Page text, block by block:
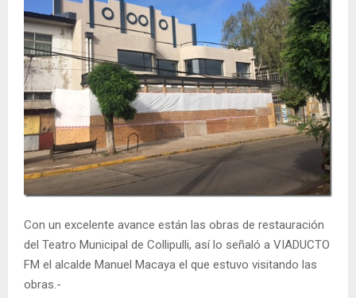
R
Y
M
E
N
UCon un excelente avance están las obras de restauración
del Teatro Municipal de Collipulli, así lo señaló a VIADUCTO
FM el alcalde Manuel Macaya el que estuvo visitando las
obras.-